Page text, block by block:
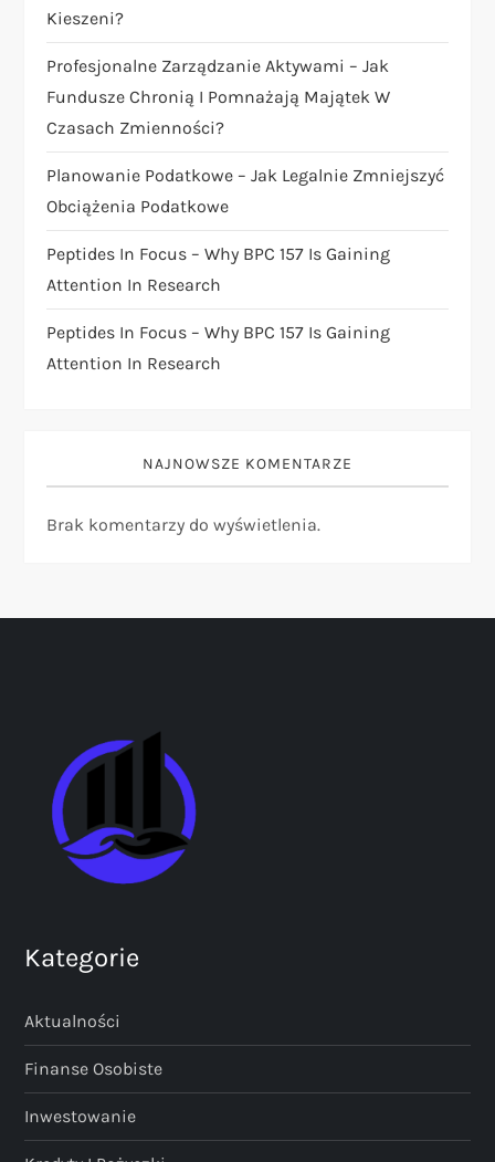
p
i
s
u
Kieszeni?
Profesjonalne Zarządzanie Aktywami – Jak
Fundusze Chronią I Pomnażają Majątek W
Czasach Zmienności?
Planowanie Podatkowe – Jak Legalnie Zmniejszyć
Obciążenia Podatkowe
Peptides In Focus – Why BPC 157 Is Gaining
Attention In Research
Peptides In Focus – Why BPC 157 Is Gaining
Attention In Research
NAJNOWSZE KOMENTARZE
Brak komentarzy do wyświetlenia.
Kategorie
Aktualności
Finanse Osobiste
Inwestowanie